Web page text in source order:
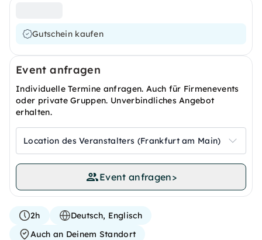
Gutschein kaufen
Event anfragen
Individuelle Termine anfragen. Auch für Firmenevents
oder private Gruppen. Unverbindliches Angebot
erhalten.
Location des Veranstalters (Frankfurt am Main)
Event anfragen>
2h
Deutsch, Englisch
Auch an Deinem Standort